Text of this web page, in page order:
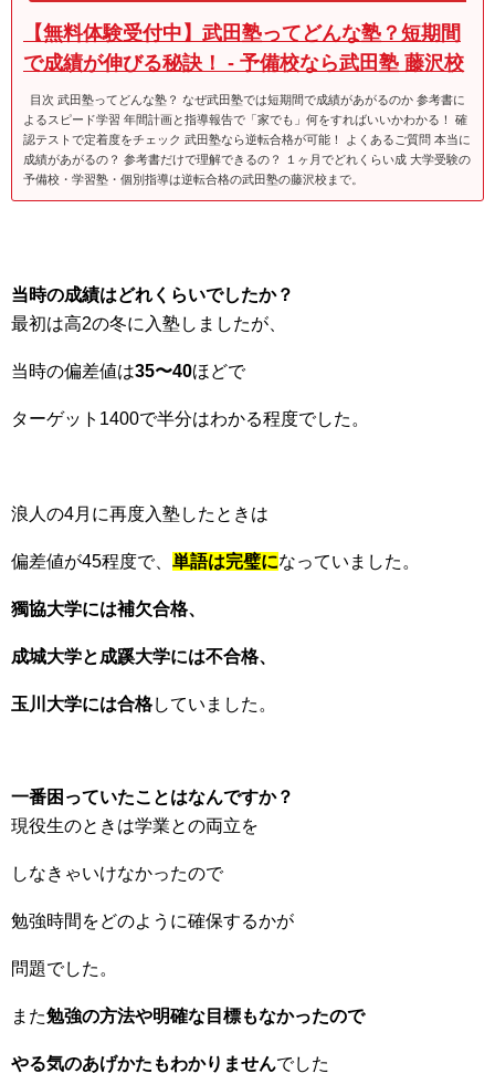
【無料体験受付中】武田塾ってどんな塾？短期間
で成績が伸びる秘訣！ - 予備校なら武田塾 藤沢校
目次 武田塾ってどんな塾？ なぜ武田塾では短期間で成績があがるのか 参考書に
よるスピード学習 年間計画と指導報告で「家でも」何をすればいいかわかる！ 確
認テストで定着度をチェック 武田塾なら逆転合格が可能！ よくあるご質問 本当に
成績があがるの？ 参考書だけで理解できるの？ １ヶ月でどれくらい成 大学受験の
予備校・学習塾・個別指導は逆転合格の武田塾の藤沢校まで。
当時の成績はどれくらいでしたか？
最初は高2の冬に入塾しましたが、
当時の偏差値は35〜40ほどで
ターゲット1400で半分はわかる程度でした。
浪人の4月に再度入塾したときは
偏差値が45程度で、 単語は完璧になっていました。
獨協大学には補欠合格、
成城大学と成蹊大学には不合格、
玉川大学には合格していました。
一番困っていたことはなんですか？
現役生のときは学業との両立を
しなきゃいけなかったので
勉強時間をどのように確保するかが
問題でした。
また勉強の方法や明確な目標もなかったので
やる気のあげかたもわかりませんでした